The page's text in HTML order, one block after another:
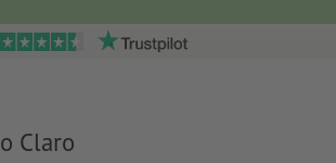
Claro